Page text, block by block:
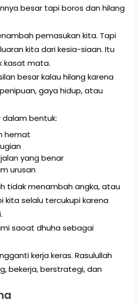
besar tapi boros dan hilang
pemasukan kita. Tapi
kita dari kesia-siaan. Itu
kasat mata.
besar kalau hilang karena
gaya hidup, atau
dalam bentuk:
hemat
yang benar
urusan
tidak menambah angka, atau
kita selalu tercukupi karena
saoat dhuha sebagai
kerja keras. Rasulullah
bekerja, berstrategi, dan